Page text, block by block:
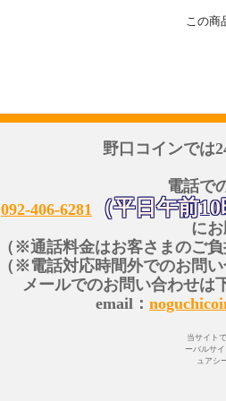
この商
野口コインでは
電話で
092-406-6281
（平日午前
にお
（※通話料金はお客さまのご
（※電話対応時間外でのお問
メールでのお問い合わせは
email：
当サイト
ーバルサ
ュアシ